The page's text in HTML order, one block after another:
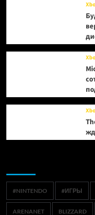
#NINTENDO #ИГРЫ
ARENANET BLIZZARD